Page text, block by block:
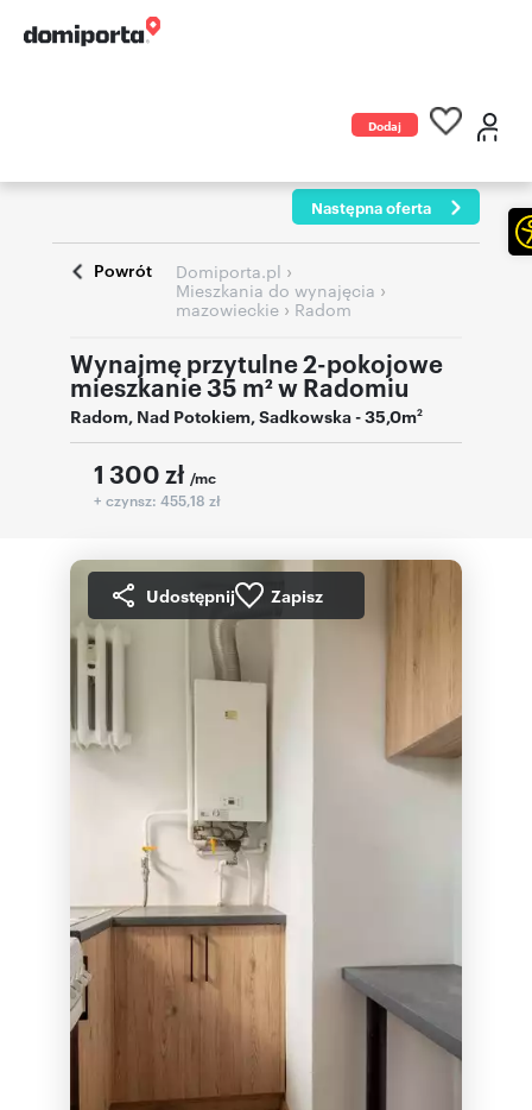
Dodaj
Następna oferta
Powrót Domiporta.pl ›
Mieszkania do wynajęcia ›
mazowieckie › Radom
Wynajmę przytulne 2-pokojowe
mieszkanie 35 m² w Radomiu
Radom, Nad Potokiem,Sadkowska- 35,0m2
1 300 zł /mc
+ czynsz: 455,18 zł
Udostępnij Zapisz